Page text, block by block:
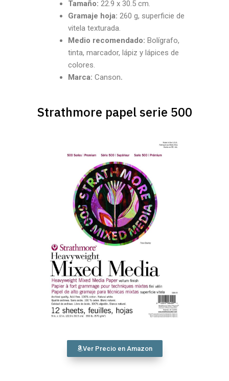
Tamaño: 22.9 x 30.5 cm.
Gramaje hoja: 260 g, superficie de
vitela texturada.
Medio recomendado: Bolígrafo,
tinta, marcador, lápiz y lápices de
colores.
Marca: Canson.
Strathmore papel serie 500
Ver Precio en Amazon